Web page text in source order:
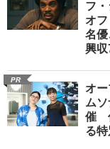
フ
オ
名
興収
PR
オ
ム
催
る